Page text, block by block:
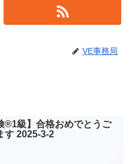
VE事務局
®️1級】合格おめでとうご
す 2025-3-2